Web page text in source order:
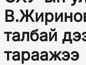
талбай
тараажээ